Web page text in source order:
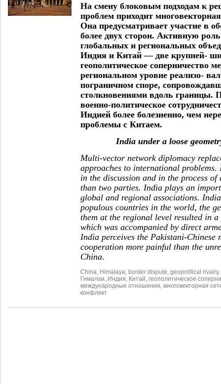
На смену блоковым подходам к
проблем приходит
Она предусматривает участие в
более двух сторон. Активную
глобальных и региональных
Индия и Китай — две крупней-
геополитическое соперничество
региональном уровне реализо-
пограничном споре,
столкновениями вдоль границы.
военно-политическое
Индией более болезненно, чем
проблемы с Китаем.
India under a loose
Multi-vector network diplomacy
approaches to international
in the discussion and in the process
than two parties. India plays an
global and regional associations.
populous countries in the world, the
them at the regional level resulted in
which was accompanied by direct
India perceives the Pakistani-
cooperation more painful than the
China.
China Himalaya border dispute geopolitical rivalry,
Гималаи Индия Китай геополитическое
международные отношения многовекторная
конфликт